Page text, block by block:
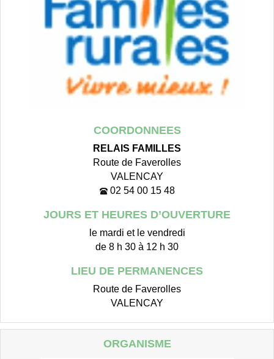
COORDONNEES
RELAIS FAMILLES
Route de Faverolles
VALENCAY
02 54 00 15 48
JOURS ET HEURES D’OUVERTURE
le mardi et le vendredi
de 8 h 30 à 12 h 30
LIEU DE PERMANENCES
Route de Faverolles
VALENCAY
ORGANISME